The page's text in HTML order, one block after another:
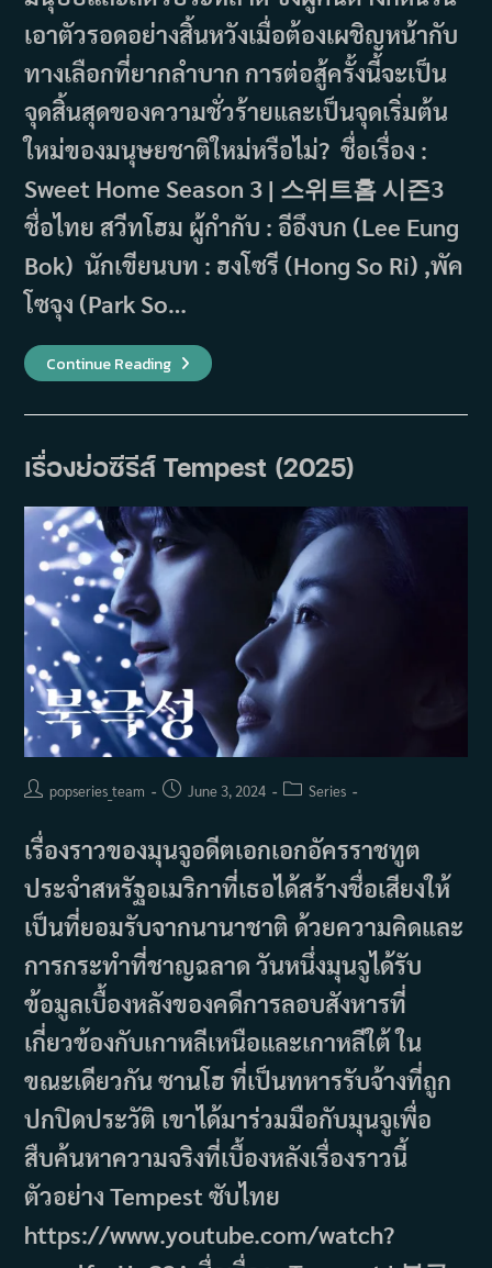
เอาตัวรอดอย่างสิ้นหวังเมื่อต้องเผชิญหน้ากับ
ทางเลือกที่ยากลำบาก การต่อสู้ครั้งนี้จะเป็น
จุดสิ้นสุดของความชั่วร้ายและเป็นจุดเริ่มต้น
ใหม่ของมนุษยชาติใหม่หรือไม่? ชื่อเรื่อง :
Sweet Home Season 3 | 스위트홈 시즌3
ชื่อไทย สวีทโฮม ผู้กำกับ : อีอึงบก (Lee Eung
Bok) นักเขียนบท : ฮงโซรี (Hong So Ri) ,พัค
โซจุง (Park So…
Continue Readingเรื่อง
ย่อ
รีส์
Season
3
(2024)
เรื่องย่อซีรีส์ Tempest (2025)
Postpopseries_team
PostJune 3, 2024
PostSeries
เรื่องราวของมุนจูอดีตเอกเอกอัครราชทูต
ประจำสหรัฐอเมริกาที่เธอได้สร้างชื่อเสียงให้
เป็นที่ยอมรับจากนานาชาติ ด้วยความคิดและ
การกระทำที่ชาญฉลาด วันหนึ่งมุนจูได้รับ
ข้อมูลเบื้องหลังของคดีการลอบสังหารที่
เกี่ยวข้องกับเกาหลีเหนือและเกาหลีใต้ ใน
ขณะเดียวกัน ซานโฮ ที่เป็นทหารรับจ้างที่ถูก
ปกปิดประวัติ เขาได้มาร่วมมือกับมุนจูเพื่อ
สืบค้นหาความจริงที่เบื้องหลังเรื่องราวนี้
ตัวอย่าง Tempest ซับไทย
https://www.youtube.com/watch?